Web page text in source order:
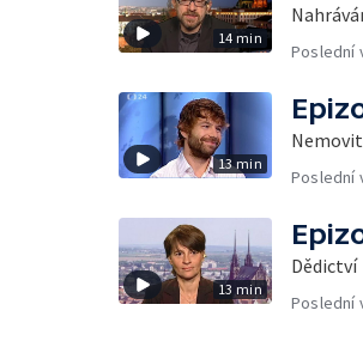
14 min
Poslední
13 min
Poslední
13 min
Dědictví
Poslední